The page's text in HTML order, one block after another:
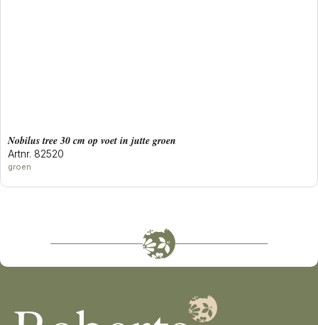
Nobilus tree 30 cm op voet in jutte groen
Artnr. 82520
groen